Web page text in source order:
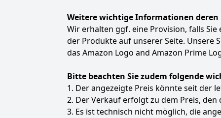
Weitere wichtige Informationen
Wir erhalten ggf. eine Provision, falls
der Produkte auf unserer Seite. Unsere
das Amazon Logo and Amazon Prime
Bitte beachten Sie zudem folgende
1. Der angezeigte Preis könnte seit der
2. Der Verkauf erfolgt zu dem Preis,
3. Es ist technisch nicht möglich, die